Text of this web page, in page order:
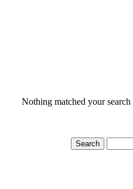
Nothing matched your